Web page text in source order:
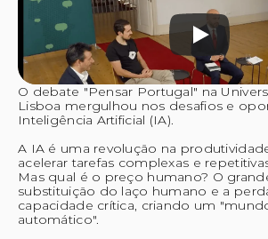
O debate "Pensar Portugal" na
Lisboa mergulhou nos desafios e
Inteligência Artificial (IA).
A IA é uma revolução na
acelerar tarefas complexas e
Mas qual é o preço humano? O
substituição do laço humano e a
capacidade crítica, criando um
automático".